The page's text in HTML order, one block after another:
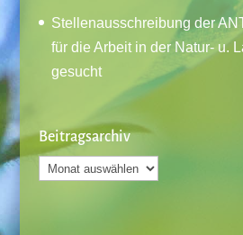
Stellenausschreibung der
für die Arbeit in der Natur- u.
gesucht
Beitragsarchiv
Beitragsarchiv